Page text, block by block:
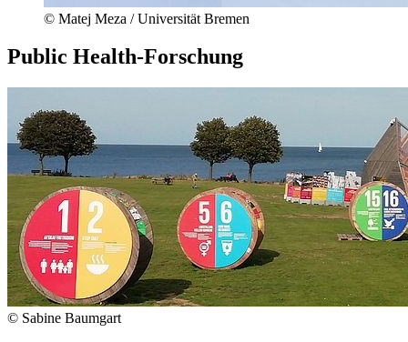
© Matej Meza / Universität Bremen
Public Health-Forschung
© Sabine Baumgart